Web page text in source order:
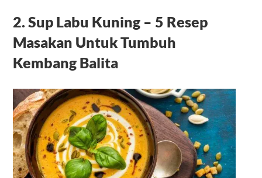
2. Sup Labu Kuning – 5 Resep
Masakan Untuk Tumbuh
Kembang Balita